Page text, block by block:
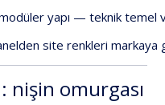
yapı — teknik temel
site renkleri markaya
nişin omurgası